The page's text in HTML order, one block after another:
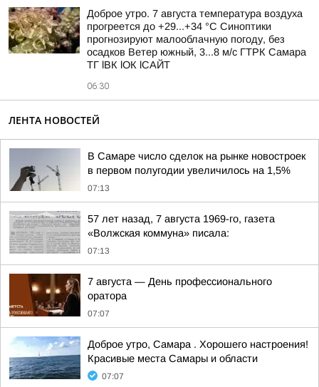
Доброе утро. 7 августа температура воздуха
прогреется до +29...+34 °C Синоптики
прогнозируют малооблачную погоду, без
осадков Ветер южный, 3...8 м/с ГТРК Самара
ТГ lВК lОК lСАЙТ
06:30
ЛЕНТА НОВОСТЕЙ
В Самаре число сделок на рынке новостроек
в первом полугодии увеличилось на 1,5%
07:13
57 лет назад, 7 августа 1969-го, газета
«Волжская коммуна» писала:
07:13
7 августа — День профессионального
оратора
07:07
Доброе утро, Самара . Хорошего настроения!
Красивые места Самары и области
07:07